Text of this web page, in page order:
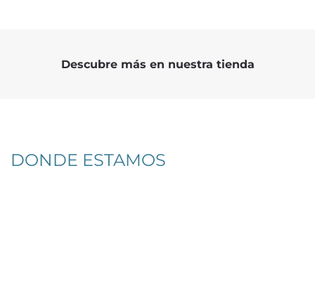
Descubre más en nuestra tienda
DONDE ESTAMOS